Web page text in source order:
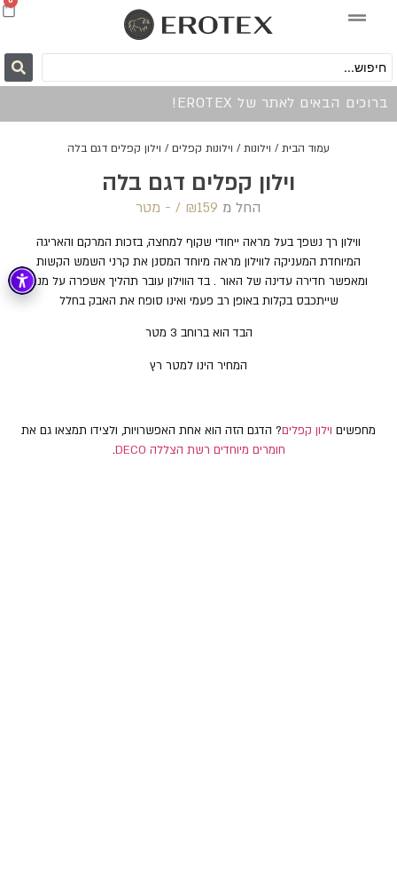
ברוכים הבאים לאתר של EROTEX!
עמוד הבית / וילונות / וילונות קפלים / וילון קפלים דגם בלה
וילון קפלים דגם בלה
החל מ ₪159 /‏‏‎ ‎- מטר
ווילון רך נשפך בעל מראה ייחודי שקוף למחצה, בזכות המרקם והאריגה
המיוחדת המעניקה לווילון מראה מיוחד המסנן את קרני השמש הקשות
ומאפשר חדירה עדינה של האור . בד הווילון עובר תהליך אשפרה על מנת
שייתכבס בקלות באופן רב פעמי ואינו סופח את האבק בחלל
הבד הוא ברוחב 3 מטר
המחיר הינו למטר רץ
מחפשים וילון קפלים? הדגם הזה הוא אחת האפשרויות, ולצידו תמצאו גם את
חומרים מיוחדים רשת הצללה DECO
.